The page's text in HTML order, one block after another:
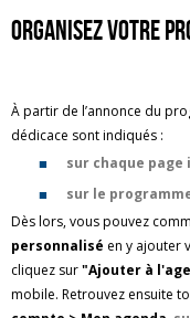
Organisez votre
À partir de l’annonce du
dédicace sont indiqués :
sur chaque page
sur le
Dès lors, vous pouvez
personnalisé en y ajouter
cliquez sur"Ajouter à
mobile. Retrouvez ensuite